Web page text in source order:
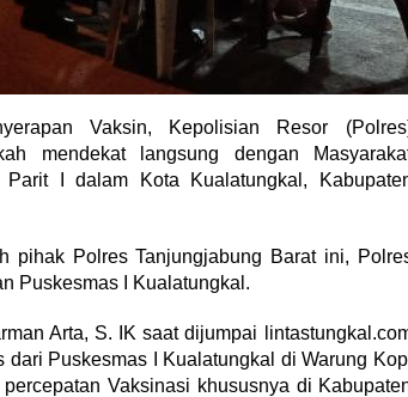
Vaksin, Kepolisian Resor
mendekat langsung dengan
I dalam Kota Kualatungkal,
pihak Polres Tanjungjabung Barat ini,
Puskesmas I Kualatungkal.
Arta, S. IK saat dijumpai
Puskesmas I Kualatungkal di Warung
Vaksinasi khususnya di